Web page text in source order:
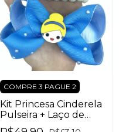
COMPRE 3 PAGUE 2
Kit Princesa Cinderela
Pulseira + Laço de
Cabelo Luxo